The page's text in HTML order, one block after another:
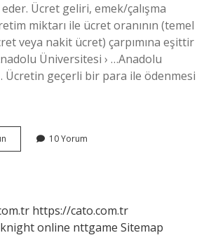
Ücret geliri, emek/çalışma
miktarı ile ücret oranının (temel
veya nakit ücret) çarpımına eşittir
Üniversitesi › …Anadolu
Ücretin geçerli bir para ile ödenmesi
Haddi
10 Yorum
https://cato.com.tr
knight online nttgame Sitemap